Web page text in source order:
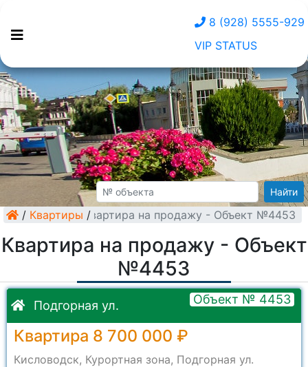
8 (928) 5555-929
VIP STATUS
Найти
/ Квартиры /
Квартира на продажу - Объект №4453
Квартира на продажу - Объект
№4453
Подгорная ул. Объект № 4453
Квартира 8 700 000 ₽
Кисловодск, Курортная зона, Подгорная ул.